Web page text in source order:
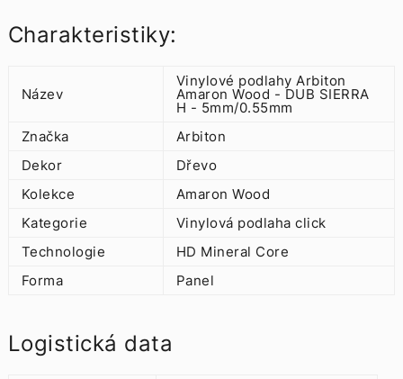
Charakteristiky:
Název
Vinylové podlahy Arbiton
Amaron Wood - DUB SIERRA
H - 5mm/0.55mm
Značka
Arbiton
Dekor
Dřevo
Kolekce
Amaron Wood
Kategorie
Vinylová podlaha click
Technologie
HD Mineral Core
Forma
Panel
Logistická data